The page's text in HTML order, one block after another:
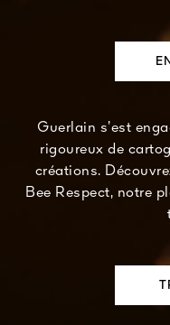
Guerlain s’est
rigoureux de
créations.
Bee Respect, notre